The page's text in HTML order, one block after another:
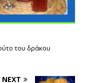
του δράκου
NEXT